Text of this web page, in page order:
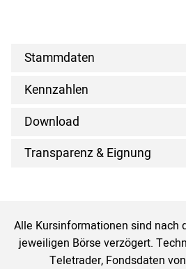
Stammdaten
Kennzahlen
Download
Transparenz & Eignung
Alle Kursinformationen sind nach
jeweiligen Börse verzögert.
Teletrader, Fondsdaten